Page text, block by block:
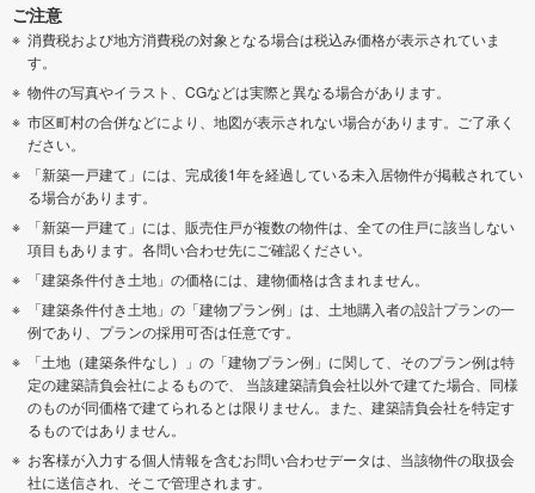
ご注意
消費税および地方消費税の対象となる場合は税込み価格が表示されていま
す。
物件の写真やイラスト、CGなどは実際と異なる場合があります。
市区町村の合併などにより、地図が表示されない場合があります。ご了承く
ださい。
「新築一戸建て」には、完成後1年を経過している未入居物件が掲載されてい
る場合があります。
「新築一戸建て」には、販売住戸が複数の物件は、全ての住戸に該当しない
項目もあります。各問い合わせ先にご確認ください。
「建築条件付き土地」の価格には、建物価格は含まれません。
「建築条件付き土地」の「建物プラン例」は、土地購入者の設計プランの一
例であり、プランの採用可否は任意です。
「土地（建築条件なし）」の「建物プラン例」に関して、そのプラン例は特
定の建築請負会社によるもので、 当該建築請負会社以外で建てた場合、同様
のものが同価格で建てられるとは限りません。また、建築請負会社を特定す
るものではありません。
お客様が入力する個人情報を含むお問い合わせデータは、当該物件の取扱会
社に送信され、そこで管理されます。